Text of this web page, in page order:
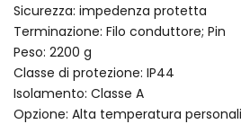
Sicurezza: impedenza protetta
Terminazione: Filo conduttore; Pin
Peso: 2200 g
Classe di protezione: IP44
Isolamento: Classe A
Opzione: Alta temperatura